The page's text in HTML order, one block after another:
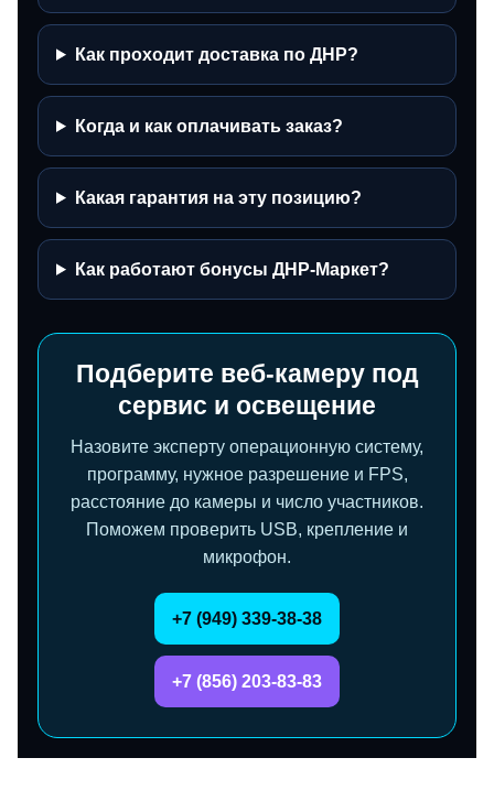
Как проходит доставка по ДНР?
Когда и как оплачивать заказ?
Какая гарантия на эту позицию?
Как работают бонусы ДНР-Маркет?
Подберите веб‑камеру под
сервис и освещение
Назовите эксперту операционную систему,
программу, нужное разрешение и FPS,
расстояние до камеры и число участников.
Поможем проверить USB, крепление и
микрофон.
+7 (949) 339-38-38
+7 (856) 203-83-83